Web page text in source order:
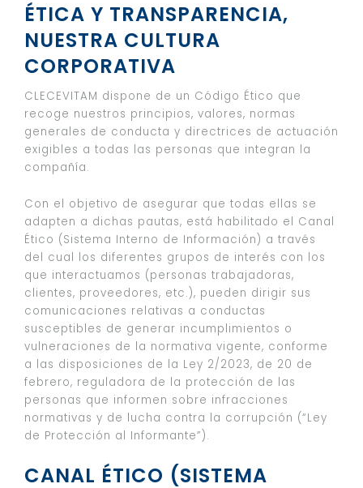
ÉTICA Y TRANSPARENCIA,
NUESTRA CULTURA
CORPORATIVA
CLECEVITAM dispone de un Código Ético que
recoge nuestros principios, valores, normas
generales de conducta y directrices de actuación
exigibles a todas las personas que integran la
compañía.
Con el objetivo de asegurar que todas ellas se
adapten a dichas pautas, está habilitado el Canal
Ético (Sistema Interno de Información) a través
del cual los diferentes grupos de interés con los
que interactuamos (personas trabajadoras,
clientes, proveedores, etc.), pueden dirigir sus
comunicaciones relativas a conductas
susceptibles de generar incumplimientos o
vulneraciones de la normativa vigente, conforme
a las disposiciones de la Ley 2/2023, de 20 de
febrero, reguladora de la protección de las
personas que informen sobre infracciones
normativas y de lucha contra la corrupción (“Ley
de Protección al Informante”).
CANAL ÉTICO (SISTEMA